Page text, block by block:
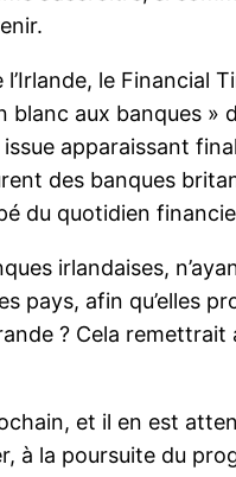
le Financial
blanc aux banques
apparaissant
des banques
du quotidien
irlandaises,
pays, afin
? Cela
et il en est
à la poursuite du